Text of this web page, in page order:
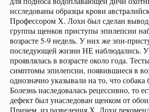
исследованы образцы крови
Профессором Х. Лохи был сделан
группы щенков приступы эпилепсии
возрасте 5-9 недель. У них же эпи-
последующей жизни НЕ наблюдались. У
проявлялась в возрасте около года.
симптомы эпилепсии, появившиеся в
однозначно указывали на то, что собака
Болезнь наследовалась рецессивно, то
дефект был унаследован щенком от
Причем, из разведения Х. Лохи